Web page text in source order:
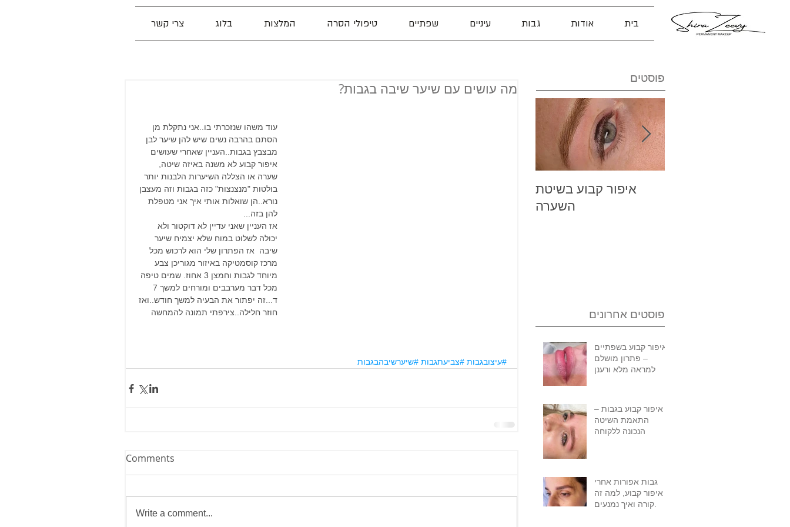
צרי קשר בלוג המלצות טיפולי הסרה שפתיים עיניים גבות אודות בית
מה עושים עם שיער שיבה בגבות?
עוד משהו שנזכרתי בו..אני נתקלת מן
הסתם בהרבה נשים שיש להן שיער לבן
מבצבץ בגבות..העניין שאחרי שעושים
איפור קבוע לא משנה באיזה שיטה,
שערה או הצללה השיערות הלבנות יותר
בולטות "מנצנצות" כזה בגבות וזה מעצבן
נורא..הן שואלות אותי איך אני מטפלת
להן בזה...
אז העניין שאני עדיין לא דוקטור ולא
יכולה לשלוט במוח שלא יצמיח שיער
שיבה  אז הפתרון שלי הוא לרכוש מכל
מרכז קוסמטיקה באיזור מגוריכן צבע
מיוחד לגבות וחמצן 3 אחוז. שמים טיפה
ד...זה יפתור את הבעיה למשך חודש..ואז
חוזר חלילה..צירפתי תמונה להמחשה
#עיצובגבות #צביעתגבות #שיערשיבהבגבות
Comments
Write a comment...
פוסטים
איפור קבוע בשיטת
השערה
פוסטים אחרונים
איפור קבוע בשפתיים
– פתרון מושלם
למראה מלא ורענן
איפור קבוע בגבות –
התאמת השיטה
הנכונה ללקוחה
גבות אפורות אחרי
איפור קבוע, למה זה